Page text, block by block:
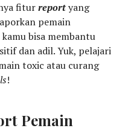
fiturreportyang
pemain
bisa membantu
dan adil. Yuk, pelajari
toxic atau curang
!
Pemain